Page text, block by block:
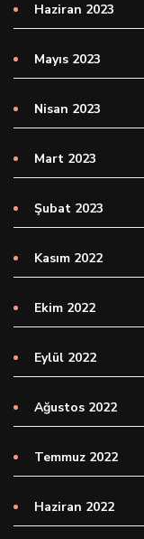
Haziran 2023
Mayıs 2023
Nisan 2023
Mart 2023
Şubat 2023
Kasım 2022
Ekim 2022
Eylül 2022
Ağustos 2022
Temmuz 2022
Haziran 2022